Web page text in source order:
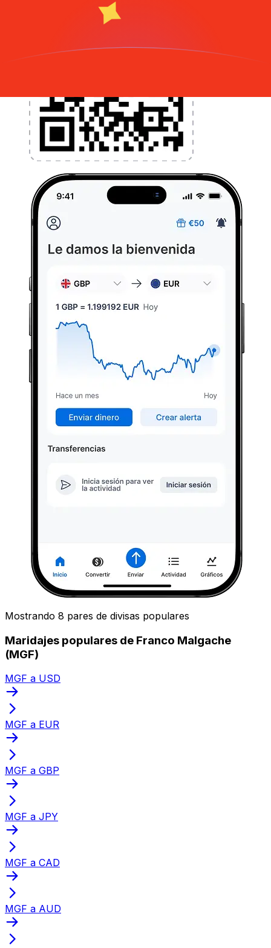
Mostrando 8 pares de divisas populares
Maridajes populares de Franco Malgache
(MGF)
MGF a USD
MGF a EUR
MGF a GBP
MGF a JPY
MGF a CAD
MGF a AUD